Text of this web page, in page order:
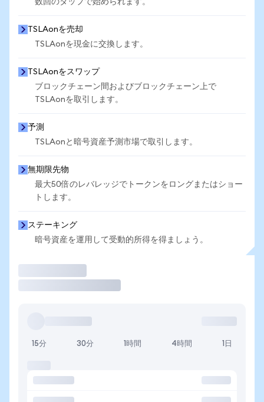
数回のタップで始められます。
TSLAonを売却
TSLAonを現金に交換します。
TSLAonをスワップ
ブロックチェーン間およびブロックチェーン上で
TSLAonを取引します。
予測
TSLAonと暗号資産予測市場で取引します。
無期限先物
最大50倍のレバレッジでトークンをロングまたはショー
トします。
ステーキング
暗号資産を運用して受動的所得を得ましょう。
15分 30分 1時間 4時間 1日